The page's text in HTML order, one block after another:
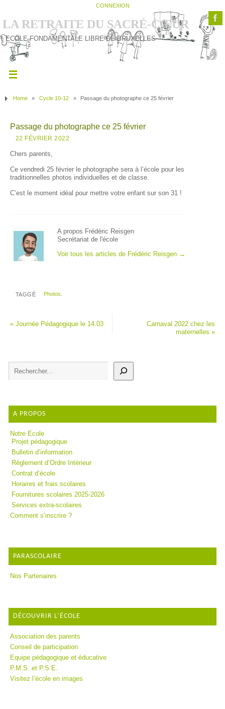
CONNEXION
LA RETRAITE DU SACRÉ-CŒUR
ECOLE FONDAMENTALE LIBRE DE BRUXELLES
Home » Cycle 10-12 » Passage du photographe ce 25 février
Passage du photographe ce 25 février
22 FÉVRIER 2022
Chers parents,
Ce vendredi 25 février le photographe sera à l’école pour les
traditionnelles photos individuelles et de classe.
C’est le moment idéal pour mettre votre enfant sur son 31 !
A propos Frédéric Reisgen
Secrétariat de l'école
Voir tous les articles de Frédéric Reisgen →
TAGGÉ Photos
«Journée Pédagogique le 14.03
Carnaval 2022 chez les
maternelles»
A PROPOS
Notre Ecole
Projet pédagogique
Bulletin d’information
Règlement d’Ordre Intérieur
Contrat d’école
Horaires et frais scolaires
Fournitures scolaires 2025-2026
Services extra-scolaires
Comment s’inscrire ?
PARASCOLAIRE
Nos Partenaires
DÉCOUVRIR L’ÉCOLE
Association des parents
Conseil de participation
Equipe pédagogique et éducative
P.M.S. et P.S.E.
Visitez l’école en images